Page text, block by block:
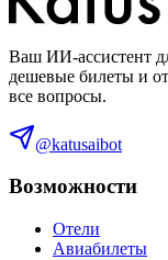
Ваш ИИ-ассистент
дешевые билеты и
все вопросы.
@katusaibot
Возможности
Отели
Авиабилеты